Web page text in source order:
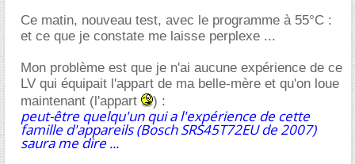
Ce matin, nouveau test, avec le programme à 55°C :
et ce que je constate me laisse perplexe ...
Mon problème est que je n'ai aucune expérience de ce
LV qui équipait l'appart de ma belle-mère et qu'on loue
maintenant (l'appart
) :
peut-être quelqu'un qui a l'expérience de cette
famille d'appareils (Bosch SRS45T72EU de 2007)
saura me dire ...